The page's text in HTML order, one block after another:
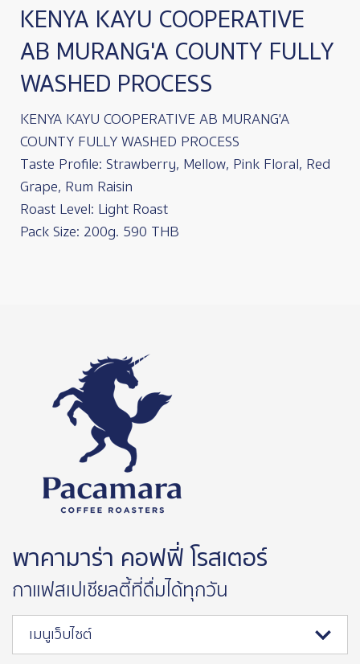
KENYA KAYU COOPERATIVE
AB MURANG'A COUNTY FULLY
WASHED PROCESS
KENYA KAYU COOPERATIVE AB MURANG'A
COUNTY FULLY WASHED PROCESS
Taste Profile: Strawberry, Mellow, Pink Floral, Red
Grape, Rum Raisin
Roast Level: Light Roast
Pack Size: 200g. 590 THB
พาคามาร่า คอฟฟี่ โรสเตอร์
กาแฟสเปเชียลตี้ที่ดื่มได้ทุกวัน
เมนูเว็บไซต์